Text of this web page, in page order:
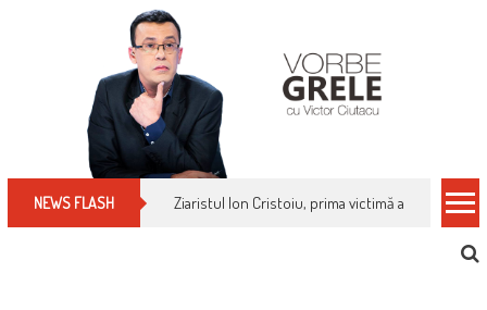
NEWS FLASH Ziaristul Ion Cristoiu, prima victimă a noi